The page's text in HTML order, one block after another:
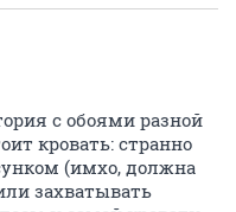
с обоями разной
кровать: странно
(имхо, должна
захватывать